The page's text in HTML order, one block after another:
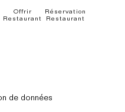
Offrir
Restaurant
Réservation
Restaurant
de données